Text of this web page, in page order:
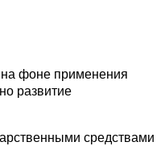
фоне применения
развитие
средствами